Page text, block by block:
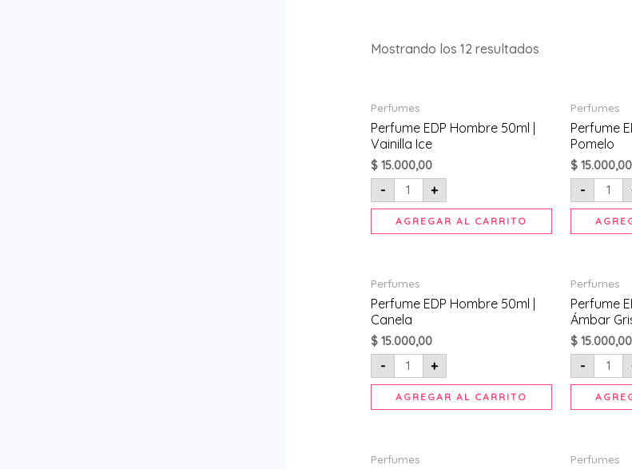
Mostrando los 12 resultados
Perfumes
Perfume EDP Hombre 50ml |
Vainilla Ice
$15.000,00
-
EDP
Hombre
50ml
|
Vainilla
Ice
cantidad
+
AGREGAR AL CARRITO
Perfumes
Perfume
Pomelo
$ 15.000,00
-
EDP
50ml
|
Pomelo
Perfumes
Perfume EDP Hombre 50ml |
Canela
$15.000,00
-
EDP
Hombre
50ml
|
Canela
cantidad
+
AGREGAR AL CARRITO
Perfumes
Perfume
Ámbar
$ 15.000,00
-
EDP
50ml
|
Ámbar
Gris
Perfumes
EDP
Perfumes
EDP